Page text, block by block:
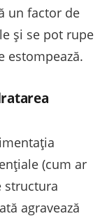
un factor de
și se pot rupe
estompează.
(cum ar
structura
agravează